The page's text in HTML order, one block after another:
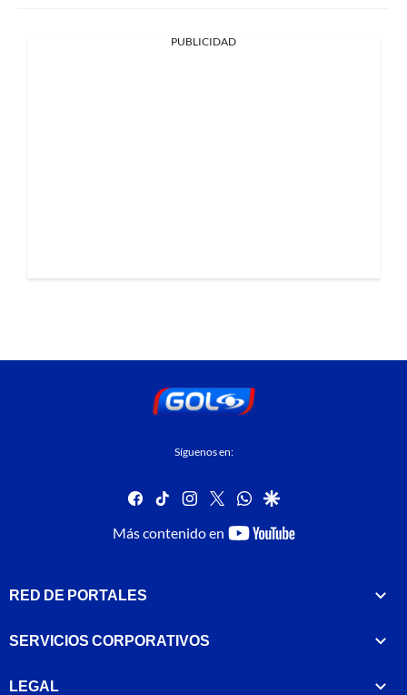
PUBLICIDAD
Síguenos en:
facebook
tiktok instagram
twitterwhatsapp
google
Más contenido en
youtube-
RED DE PORTALES
SERVICIOS CORPORATIVOS
LEGAL